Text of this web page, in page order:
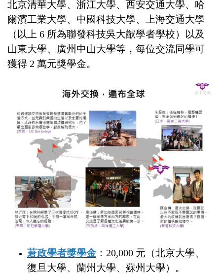
北京清華大學、浙江大學、西安交通大學、哈
爾濱工業大學、中國科技大學、上海交通大學
（以上 6 所為聯發科技吳大猷學者學校）以及
山東大學、廣州中山大學等，每位交流同學可
獲得 2 萬元獎學金。
莙政學者獎學金 ：20,000 元（北京大學、
復旦大學、蘭州大學、蘇州大學）。